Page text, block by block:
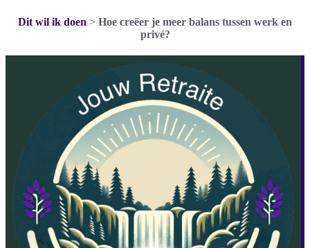
Dit wil ik doen > Hoe creëer je meer balans tussen werk en
privé?